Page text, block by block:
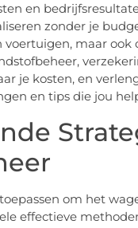
en
zonder je
maar
je kosten, en
en tips die jou
om het
effectieve